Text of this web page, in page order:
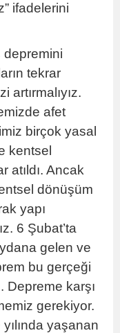
ifadelerini
depremini
tekrar
artırmalıyız.
afet
birçok yasal
kentsel
atıldı. Ancak
dönüşüm
yapı
6 Şubat’ta
gelen ve
bu gerçeği
Depreme karşı
gerekiyor.
yaşanan